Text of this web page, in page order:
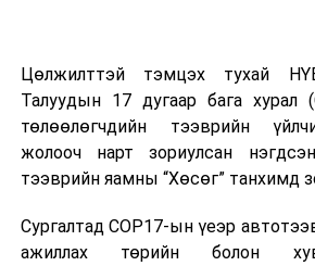
Цөлжилттэй тэмцэх тухай
Талуудын 17 дугаар бага хурал
төлөөлөгчдийн тээврийн
жолооч нарт зориулсан
тээврийн яамны “Хөсөг” танхимд
Сургалтад COP17-ын үеэр
ажиллах төрийн болон